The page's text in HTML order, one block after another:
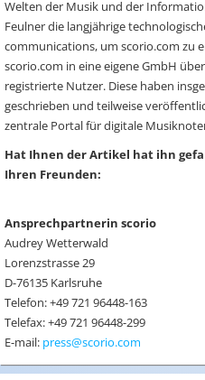
Welten der Musik und der
Feulner die langjährige
communications, um scorio.com zu
scorio.com in eine eigene GmbH
registrierte Nutzer. Diese haben
geschrieben und teilweise
zentrale Portal für digitale
Hat Ihnen der Artikel hat ihn
Ihren Freunden:
Ansprechpartnerin scorio
Audrey Wetterwald
Lorenzstrasse 29
D-76135 Karlsruhe
Telefon: +49 721 96448-163
Telefax: +49 721 96448-299
E-mail: press@scorio.com